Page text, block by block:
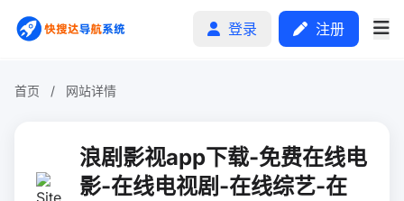
登录 注册
分类排行
首页 / 网站详情
浪剧影视app下载-免费在线电
影-在线电视剧-在线综艺-在